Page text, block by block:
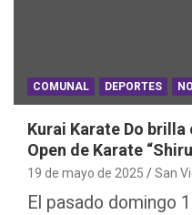
COMUNAL DEPORTES
Kurai Karate Do brilla
Open de Karate
19 de mayo de 2025 San
El pasado domingo